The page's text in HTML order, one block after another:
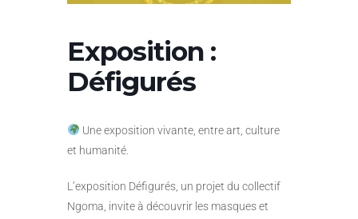
Exposition :
Défigurés
Une exposition vivante, entre art, culture
et humanité.
L’exposition Défigurés, un projet du collectif
Ngoma, invite à découvrir les masques et